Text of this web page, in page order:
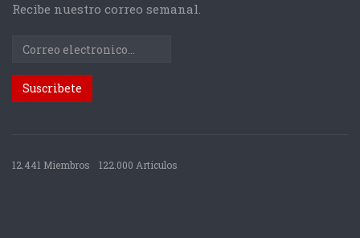
Recibe nuestro correo semanal.
12.441 Miembros 122.000 Articulos